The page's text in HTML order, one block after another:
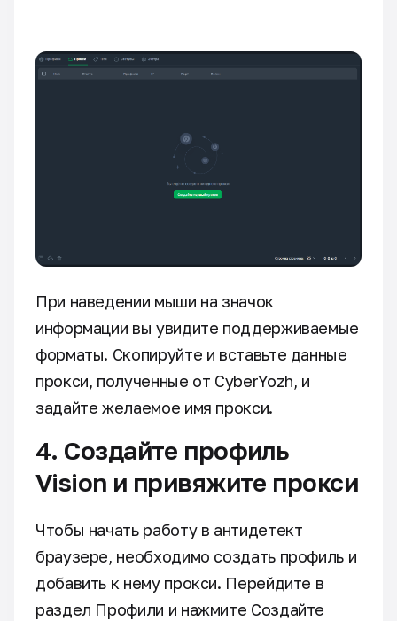
При наведении мыши на значок
информации вы увидите поддерживаемые
форматы. Скопируйте и вставьте данные
прокси, полученные от CyberYozh, и
задайте желаемое имя прокси.
4. Создайте профиль
Vision и привяжите прокси
Чтобы начать работу в антидетект
браузере, необходимо создать профиль и
добавить к нему прокси. Перейдите в
раздел Профили и нажмите Создайте